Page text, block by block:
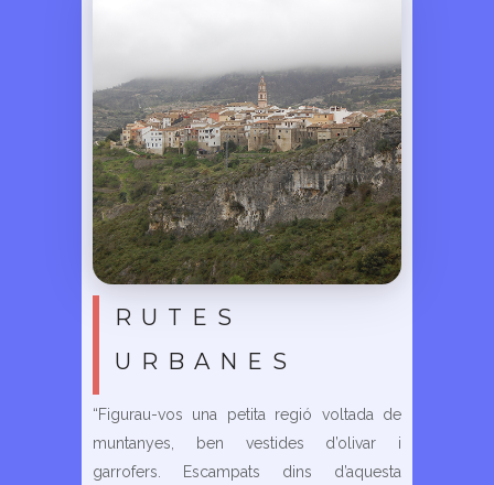
RUTES
URBANES
“Figurau-vos una petita regió voltada de
muntanyes, ben vestides d’olivar i
garrofers. Escampats dins d’aquesta